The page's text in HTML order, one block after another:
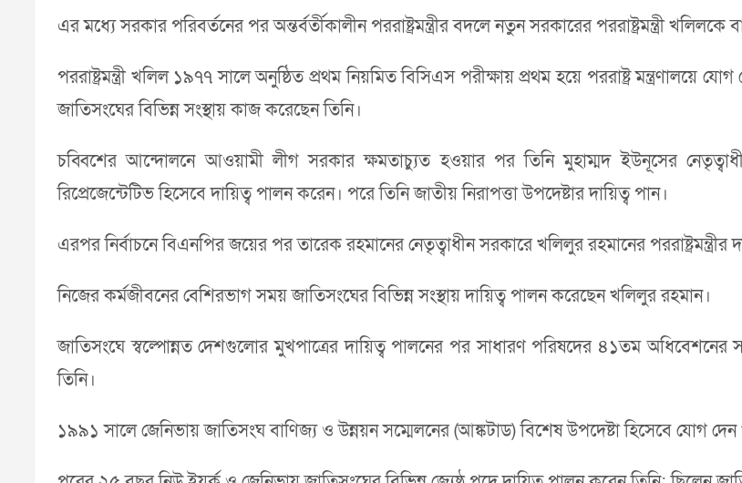
এর মধ্যে সরকার পরিবর্তনের পর অন্তর্বর্তীকালীন পররাষ্ট্রমন্ত্রীর বদলে নতুন সরকারের পররাষ্ট্রমন্ত্রী
পররাষ্ট্রমন্ত্রী খলিল ১৯৭৭ সালে অনুষ্ঠিত প্রথম নিয়মিত বিসিএস পরীক্ষায় প্রথম হয়ে পররাষ্ট্র মন্ত্রণালয়ে
জাতিসংঘের বিভিন্ন সংস্থায় কাজ করেছেন তিনি।
চব্বিশের আন্দোলনে আওয়ামী লীগ সরকার ক্ষমতাচ্যুত হওয়ার পর তিনি মুহাম্মদ ইউনূসের
রিপ্রেজেন্টেটিভ হিসেবে দায়িত্ব পালন করেন। পরে তিনি জাতীয় নিরাপত্তা উপদেষ্টার দায়িত্ব পান।
এরপর নির্বাচনে বিএনপির জয়ের পর তারেক রহমানের নেতৃত্বাধীন সরকারে খলিলুর রহমানের পররাষ্ট্রমন্ত্রীর
নিজের কর্মজীবনের বেশিরভাগ সময় জাতিসংঘের বিভিন্ন সংস্থায় দায়িত্ব পালন করেছেন খলিলুর রহমান।
জাতিসংঘে স্বল্পোন্নত দেশগুলোর মুখপাত্রের দায়িত্ব পালনের পর সাধারণ পরিষদের ৪১তম
তিনি।
১৯৯১ সালে জেনিভায় জাতিসংঘ বাণিজ্য ও উন্নয়ন সম্মেলনের (আঙ্কটাড) বিশেষ উপদেষ্টা হিসেবে যোগ